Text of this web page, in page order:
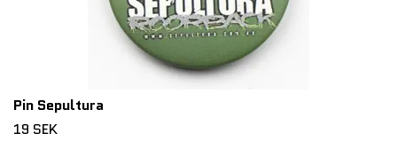
Pin Sepultura
19 SEK